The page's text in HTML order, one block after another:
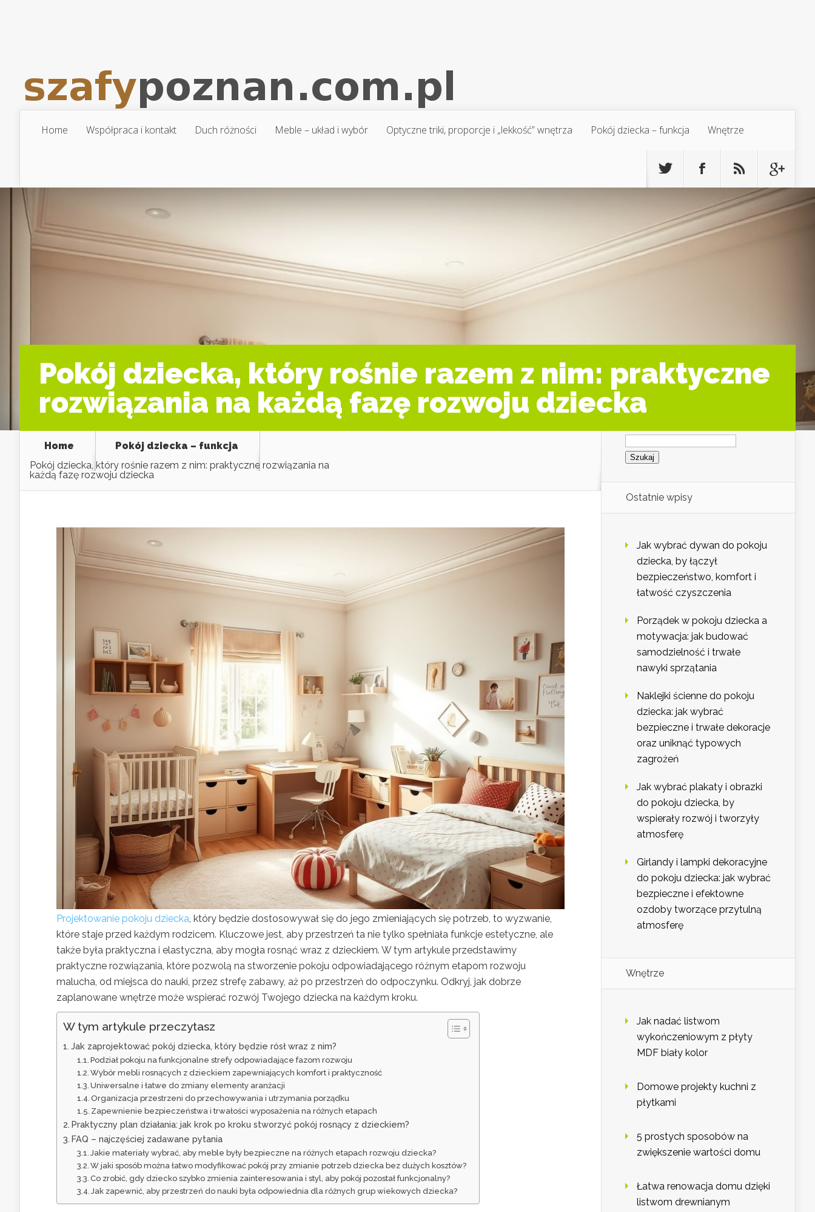
Home Współpraca i kontakt Duch różności Meble – układ i wybór Optyczne triki, proporcje i „lekkość” wnętrza Pokój dziecka – funkcja Wnętrze
Pokój dziecka, który rośnie razem z nim: praktyczne
rozwiązania na każdą fazę rozwoju dziecka
Home
Pokój dziecka – funkcja
Pokój dziecka, który rośnie razem z nim: praktyczne rozwiązania na
każdą fazę rozwoju dziecka
Projektowanie pokoju dziecka , który będzie dostosowywał się do jego zmieniających się potrzeb, to wyzwanie,
które staje przed każdym rodzicem. Kluczowe jest, aby przestrzeń ta nie tylko spełniała funkcje estetyczne, ale
także była praktyczna i elastyczna, aby mogła rosnąć wraz z dzieckiem. W tym artykule przedstawimy
praktyczne rozwiązania, które pozwolą na stworzenie pokoju odpowiadającego różnym etapom rozwoju
malucha, od miejsca do nauki, przez strefę zabawy, aż po przestrzeń do odpoczynku. Odkryj, jak dobrze
zaplanowane wnętrze może wspierać rozwój Twojego dziecka na każdym kroku.
W tym artykule przeczytasz
Jak zaprojektować pokój dziecka, który będzie rósł wraz z nim?
Podział pokoju na funkcjonalne strefy odpowiadające fazom rozwoju
Wybór mebli rosnących z dzieckiem zapewniających komfort i praktyczność
Uniwersalne i łatwe do zmiany elementy aranżacji
Organizacja przestrzeni do przechowywania i utrzymania porządku
Zapewnienie bezpieczeństwa i trwałości wyposażenia na różnych etapach
Praktyczny plan działania: jak krok po kroku stworzyć pokój rosnący z dzieckiem?
FAQ – najczęściej zadawane pytania
Jakie materiały wybrać, aby meble były bezpieczne na różnych etapach rozwoju dziecka?
W jaki sposób można łatwo modyfikować pokój przy zmianie potrzeb dziecka bez dużych kosztów?
Co zrobić, gdy dziecko szybko zmienia zainteresowania i styl, aby pokój pozostał funkcjonalny?
Jak zapewnić, aby przestrzeń do nauki była odpowiednia dla różnych grup wiekowych dziecka?
Szukaj:
Ostatnie wpisy
Jak wybrać dywan do pokoju
dziecka, by łączył
bezpieczeństwo, komfort i
łatwość czyszczenia
Porządek w pokoju dziecka a
motywacja: jak budować
samodzielność i trwałe
nawyki sprzątania
Naklejki ścienne do pokoju
dziecka: jak wybrać
bezpieczne i trwałe dekoracje
oraz uniknąć typowych
zagrożeń
Jak wybrać plakaty i obrazki
do pokoju dziecka, by
wspierały rozwój i tworzyły
atmosferę
Girlandy i lampki dekoracyjne
do pokoju dziecka: jak wybrać
bezpieczne i efektowne
ozdoby tworzące przytulną
atmosferę
Wnętrze
Jak nadać listwom
wykończeniowym z płyty
MDF biały kolor
Domowe projekty kuchni z
płytkami
5 prostych sposobów na
zwiększenie wartości domu
Łatwa renowacja domu dzięki
listwom drewnianym